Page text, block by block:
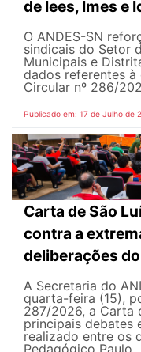
de Iees, Imes e
O ANDES-SN
sindicais do Setor
Municipais e
dados referentes à
Circular nº 286/
Publicado em: 17 de Julho de
Carta de São
contra a
deliberações
A Secretaria do
quarta-feira (15),
287/2026, a Carta
principais debates
realizado entre os